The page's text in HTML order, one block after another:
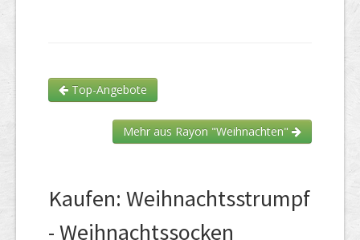
Top-Angebote
Mehr aus Rayon "Weihnachten"
Kaufen: Weihnachtsstrumpf
- Weihnachtssocken